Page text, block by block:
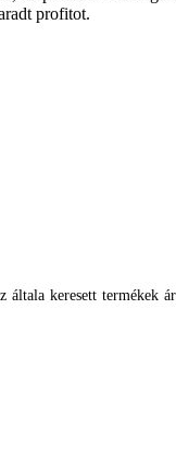
profitot.
keresett termékek